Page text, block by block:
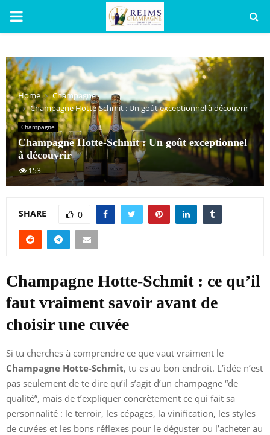
PRIMARY
Home
Champagne
Champagne Hotte-Schmit : Un goût exceptionnel à découvrir
Champagne
Champagne Hotte-Schmit : Un goût exceptionnel
à découvrir
153
SHARE 0
Champagne Hotte-Schmit : ce qu’il
faut vraiment savoir avant de
choisir une cuvée
Si tu cherches à comprendre ce que vaut vraiment le
Champagne Hotte-Schmit, tu es au bon endroit. L’idée n’est
pas seulement de te dire qu’il s’agit d’un champagne “de
qualité”, mais de t’expliquer concrètement ce qui fait sa
personnalité : le terroir, les cépages, la vinification, les styles
de cuvées et les bons réflexes pour le déguster ou l’acheter au